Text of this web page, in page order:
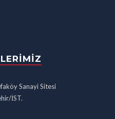
Sanayi Sitesi
İST.